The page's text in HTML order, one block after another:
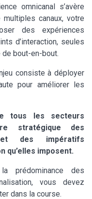
omnicanal s’avère
canaux, votre
des expériences
d’interaction, seules
de bout-en-bout.
consiste à déployer
pour améliorer les
tous les secteurs
stratégique des
et des impératifs
qu’elles imposent.
prédominance des
vous devez
dans la course.